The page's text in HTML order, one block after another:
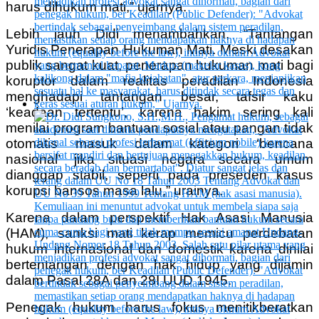
harus dihukum mati,” ujarnya.
Lebih jauh Didi menambahkan, “Tantangan
Yuridis Penerapan Hukuman Mati. Meski desakan
publik sangat kuat, penerapan hukuman mati bagi
koruptor dalam realitas peradilan Indonesia
menghadapi tantangan besar, tafsir kaku
‘keadaan tertentu’, karena hakim sering kali
menilai program bantuan sosial atau pangan tidak
otomatis masuk dalam kategori ‘bencana
nasional’ jika situasi negara secara umum
dianggap stabil, seperti pada preseden kasus
korupsi bansos masa lalu,” urainya.
Karena dalam perspektif Hak Asasi Manusia
(HAM), sanksi mati kerap memicu perdebatan
hukum internasional dan domestik karena dinilai
bertentangan dengan hak hidup yang dijamin
dalam Pasal 28A dan 28I UUD 1945.
Penegak hukum harus fokus menitikberatkan